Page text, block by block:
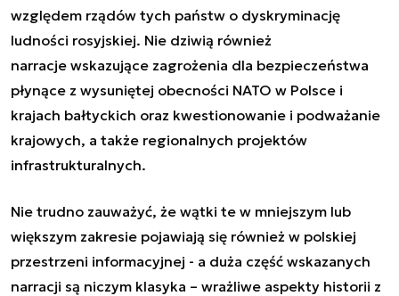
względem rządów tych państw o dyskryminację
ludności rosyjskiej. Nie dziwią również
narracje wskazujące zagrożenia dla bezpieczeństwa
płynące z wysuniętej obecności NATO w Polsce i
krajach bałtyckich oraz kwestionowanie i podważanie
krajowych, a także regionalnych projektów
infrastrukturalnych.
Nie trudno zauważyć, że wątki te w mniejszym lub
większym zakresie pojawiają się również w polskiej
przestrzeni informacyjnej - a duża część wskazanych
narracji są niczym klasyka – wrażliwe aspekty historii z